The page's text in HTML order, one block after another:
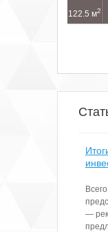
122.5 м2
—